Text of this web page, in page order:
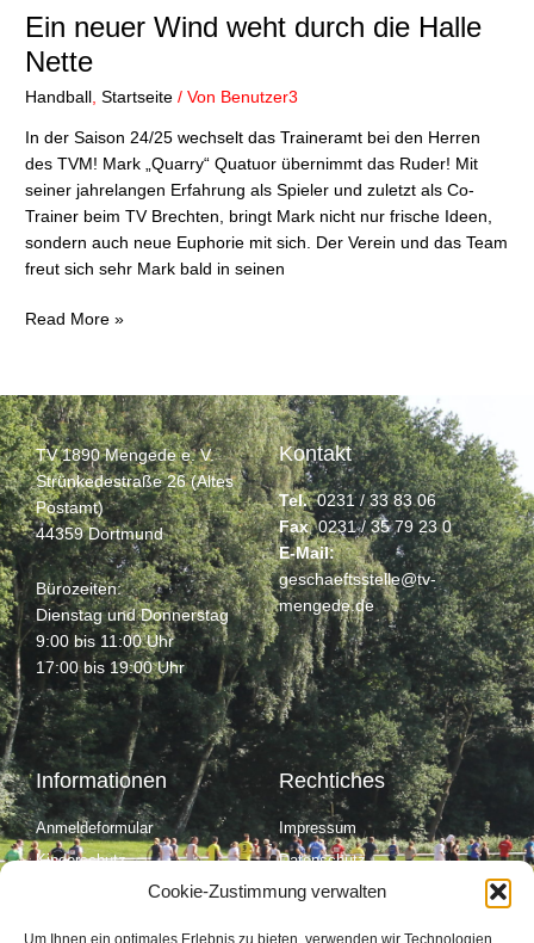
Cookie-Zustimmung verwalten
Um Ihnen ein optimales Erlebnis zu bieten, verwenden wir Technologien
Ein neuer Wind weht durch die Halle
Nette
Handball ,Startseite / Von Benutzer3
In der Saison 24/25 wechselt das Traineramt bei den Herren
des TVM! Mark „Quarry“ Quatuor übernimmt das Ruder! Mit
seiner jahrelangen Erfahrung als Spieler und zuletzt als Co-
Trainer beim TV Brechten, bringt Mark nicht nur frische Ideen,
sondern auch neue Euphorie mit sich. Der Verein und das Team
freut sich sehr Mark bald in seinen
Read More »
TV 1890 Mengede e. V.
Strünkedestraße 26 (Altes
Postamt)
44359 Dortmund
Bürozeiten:
Dienstag und Donnerstag
9:00 bis 11:00 Uhr
17:00 bis 19:00 Uhr
Kontakt
Tel.0231 / 33 83 06
Fax0231 / 35 79 23 0
E-Mail:
geschaeftsstelle@tv-
mengede.de
Informationen
Anmeldeformular
Kinderschutz
Rechtiches
Impressum
Datenschutz
Cookie Richtinie (EU)